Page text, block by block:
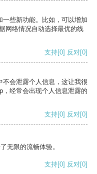
些新功能。比如，可以增加
网络情况自动选择最优的线
支持[0] 反对[0]
会泄露个人信息，这让我很
经常会出现个人信息泄露的
支持[0] 反对[0]
无限的流畅体验。
支持[0] 反对[0]